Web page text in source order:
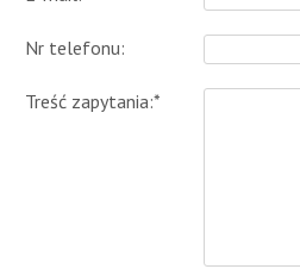
Nr telefonu:
Treść zapytania:*